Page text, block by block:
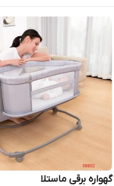
گهواره برقی ماستلا